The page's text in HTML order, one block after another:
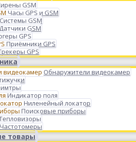
GSM
Часы GPS и GSM
Системы GSM
GSM
GPS
Приёмники GPS
GPS
Обнаружители видеокамер
Индикатор поля
Ниленейный локатор
Поисковые приборы
Частотомеры
товары